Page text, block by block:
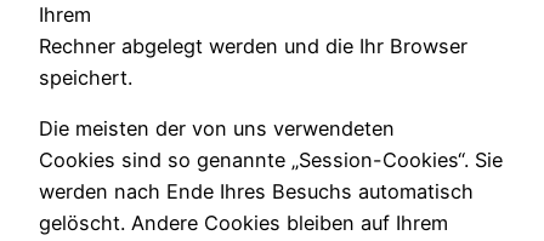
Ihrem
Rechner abgelegt werden und die Ihr Browser
speichert.
Die meisten der von uns verwendeten
Cookies sind so genannte „Session-Cookies“. Sie
werden nach Ende Ihres Besuchs automatisch
gelöscht. Andere Cookies bleiben auf Ihrem